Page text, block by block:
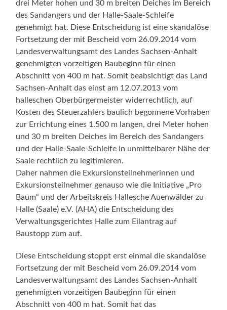
drei Meter hohen und 30 m breiten Deiches im Bereich
des Sandangers und der Halle-Saale-Schleife
genehmigt hat. Diese Entscheidung ist eine skandalöse
Fortsetzung der mit Bescheid vom 26.09.2014 vom
Landesverwaltungsamt des Landes Sachsen-Anhalt
genehmigten vorzeitigen Baubeginn für einen
Abschnitt von 400 m hat. Somit beabsichtigt das Land
Sachsen-Anhalt das einst am 12.07.2013 vom
halleschen Oberbürgermeister widerrechtlich, auf
Kosten des Steuerzahlers baulich begonnene Vorhaben
zur Errichtung eines 1.500 m langen, drei Meter hohen
und 30 m breiten Deiches im Bereich des Sandangers
und der Halle-Saale-Schleife in unmittelbarer Nähe der
Saale rechtlich zu legitimieren.
Daher nahmen die Exkursionsteilnehmerinnen und
Exkursionsteilnehmer genauso wie die Initiative „Pro
Baum“ und der Arbeitskreis Hallesche Auenwälder zu
Halle (Saale) e.V. (AHA) die Entscheidung des
Verwaltungsgerichtes Halle zum Eilantrag auf
Baustopp zum auf.
Diese Entscheidung stoppt erst einmal die skandalöse
Fortsetzung der mit Bescheid vom 26.09.2014 vom
Landesverwaltungsamt des Landes Sachsen-Anhalt
genehmigten vorzeitigen Baubeginn für einen
Abschnitt von 400 m hat. Somit hat das